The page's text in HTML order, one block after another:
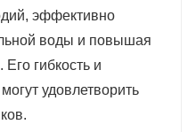
эффективно
воды и повышая
гибкость и
удовлетворить